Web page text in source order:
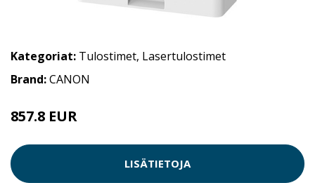
Kategoriat: Tulostimet, Lasertulostimet
Brand:CANON
857.8 EUR
LISÄTIETOJA